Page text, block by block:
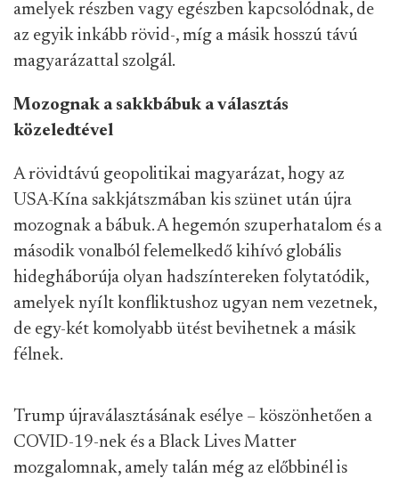
amelyek részben vagy egészben kapcsolódnak, de
az egyik inkább rövid-, míg a másik hosszú távú
magyarázattal szolgál.
Mozognak a sakkbábuk a választás
közeledtével
A rövidtávú geopolitikai magyarázat, hogy az
USA-Kína sakkjátszmában kis szünet után újra
mozognak a bábuk. A hegemón szuperhatalom és a
második vonalból felemelkedő kihívó globális
hidegháborúja olyan hadszíntereken folytatódik,
amelyek nyílt konfliktushoz ugyan nem vezetnek,
de egy-két komolyabb ütést bevihetnek a másik
félnek.
Trump újraválasztásának esélye – köszönhetően a
COVID-19-nek és a Black Lives Matter
mozgalomnak, amely talán még az előbbinél is